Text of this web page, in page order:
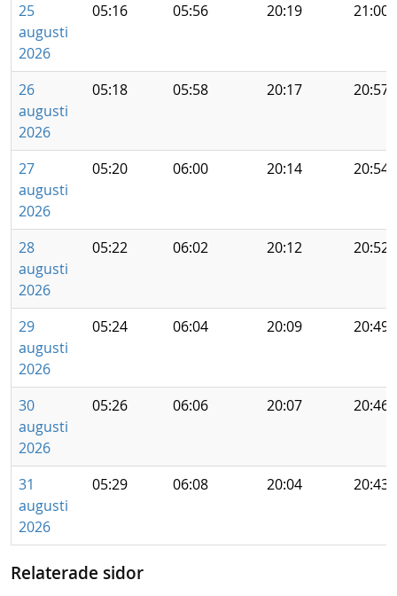
25
augusti
2026
05:16 05:56 20:19 21:00
26
augusti
2026
05:18 05:58 20:17 20:57
27
augusti
2026
05:20 06:00 20:14 20:54
28
augusti
2026
05:22 06:02 20:12 20:52
29
augusti
2026
05:24 06:04 20:09 20:49
30
augusti
2026
05:26 06:06 20:07 20:46
31
augusti
2026
05:29 06:08 20:04 20:43
Relaterade sidor